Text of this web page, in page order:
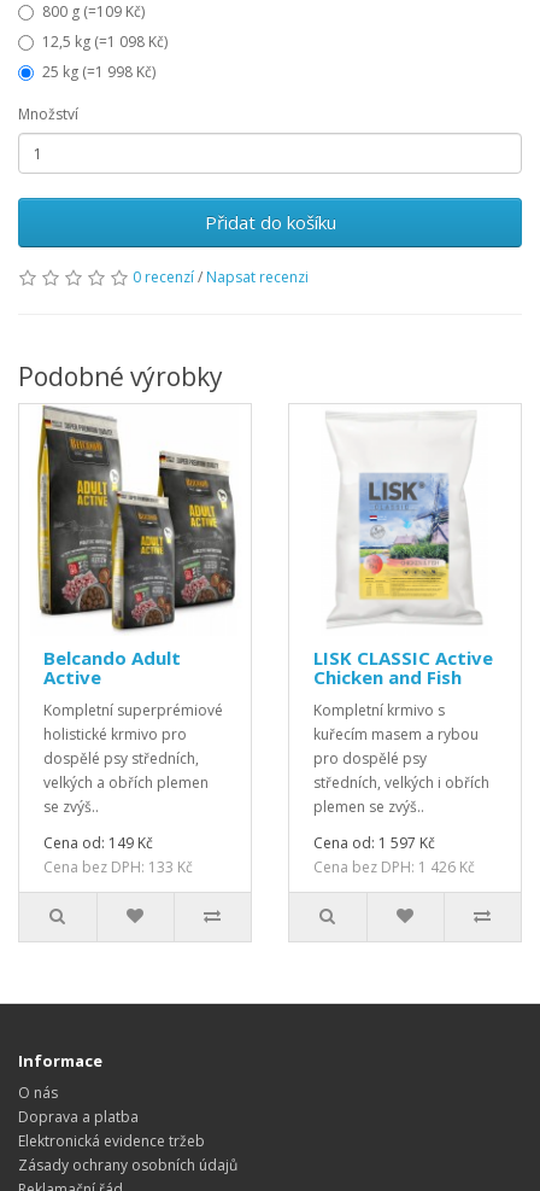
800 g (=109 Kč)
12,5 kg (=1 098 Kč)
25 kg (=1 998 Kč)
Množství
Přidat do košíku
0 recenzí/ Napsat recenzi
Podobné výrobky
Belcando Adult
Active
Kompletní superprémiové
holistické krmivo pro
dospělé psy středních,
velkých a obřích plemen
se zvýš..
Cena od: 149 Kč
Cena bez DPH: 133 Kč
LISK CLASSIC Active
Chicken and Fish
Kompletní krmivo s
kuřecím masem a rybou
pro dospělé psy
středních, velkých i obřích
plemen se zvýš..
Cena od: 1 597 Kč
Cena bez DPH: 1 426 Kč
Informace
O nás
Doprava a platba
Elektronická evidence tržeb
Zásady ochrany osobních údajů